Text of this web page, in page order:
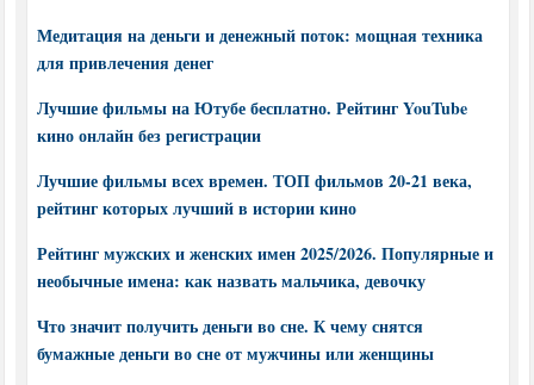
Медитация на деньги и денежный поток: мощная техника
для привлечения денег
Лучшие фильмы на Ютубе бесплатно. Рейтинг YouTube
кино онлайн без регистрации
Лучшие фильмы всех времен. ТОП фильмов 20-21 века,
рейтинг которых лучший в истории кино
Рейтинг мужских и женских имен 2025/2026. Популярные и
необычные имена: как назвать мальчика, девочку
Что значит получить деньги во сне. К чему снятся
бумажные деньги во сне от мужчины или женщины